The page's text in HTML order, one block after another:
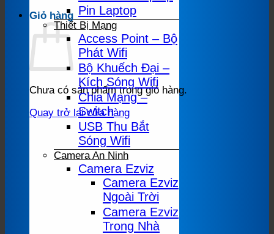
Giỏ hàng
Chưa có sản phẩm trong giỏ hàng.
Quay trở lại cửa hàng
Pin Laptop
Thiết Bị Mạng
Access Point – Bộ
Phát Wifi
Bộ Khuếch Đại –
Kích Sóng Wifi
Chia Mạng –
Switch
USB Thu Bắt
Sóng Wifi
Camera An Ninh
Camera Ezviz
Camera Ezviz
Ngoài Trời
Camera Ezviz
Trong Nhà